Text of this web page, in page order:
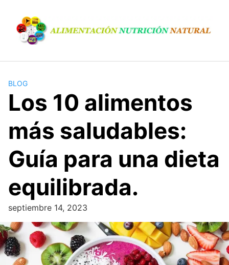
BLOG
Los 10 alimentos
más saludables:
Guía para una dieta
equilibrada.
septiembre 14, 2023